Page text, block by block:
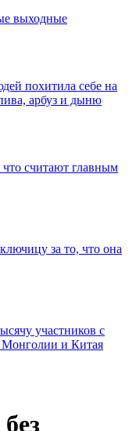
выходные
похитила себе на
арбуз и дыню
считают главным
за то, что она
участников с
Монголии и Китая